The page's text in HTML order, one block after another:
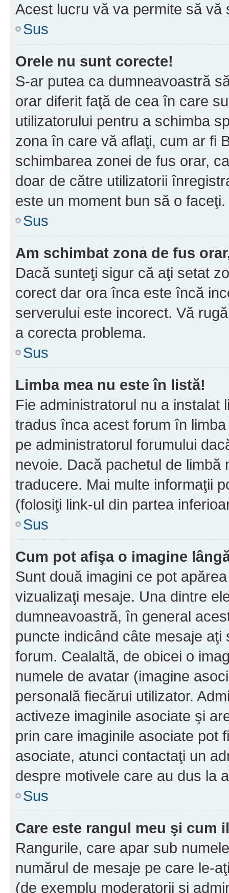
Acest lucru vă va permite să vă
Sus
Orele nu sunt corecte!
S-ar putea ca dumneavoastră
orar diferit faţă de cea în care
utilizatorului pentru a schimba
zona în care vă aflaţi, cum ar fi
schimbarea zonei de fus orar,
doar de către utilizatorii
este un moment bun să o faceţi.
Sus
Am schimbat zona de fus
Dacă sunteţi sigur că aţi setat
corect dar ora înca este încă
serverului este incorect. Vă
a corecta problema.
Sus
Limba mea nu este în listă!
Fie administratorul nu a instalat
tradus înca acest forum în
pe administratorul forumului
nevoie. Dacă pachetul de
traducere. Mai multe informaţii
(folosiţi link-ul din partea
Sus
Cum pot afişa o imagine
Sunt două imagini ce pot
vizualizaţi mesaje. Una dintre
dumneavoastră, în general
puncte indicând câte mesaje
forum. Cealaltă, de obicei o
numele de avatar (imagine
personală fiecărui utilizator.
activeze imaginile asociate şi
prin care imaginile asociate pot
asociate, atunci contactaţi un
despre motivele care au dus la
Sus
Care este rangul meu şi cum
Rangurile, care apar sub
numărul de mesaje pe care le-
(de exemplu moderatorii şi